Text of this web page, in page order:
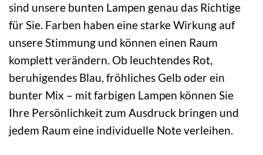
sind unsere bunten Lampen genau das Richtige
für Sie. Farben haben eine starke Wirkung auf
unsere Stimmung und können einen Raum
komplett verändern. Ob leuchtendes Rot,
beruhigendes Blau, fröhliches Gelb oder ein
bunter Mix – mit farbigen Lampen können Sie
Ihre Persönlichkeit zum Ausdruck bringen und
jedem Raum eine individuelle Note verleihen.